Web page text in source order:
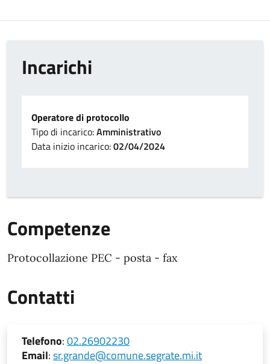
Incarichi
Operatore di protocollo
Tipo di incarico:Amministrativo
Data inizio incarico:02/04/2024
Competenze
Protocollazione PEC - posta - fax
Contatti
Telefono:02.26902230
Email:sr.grande@comune.segrate.mi.it